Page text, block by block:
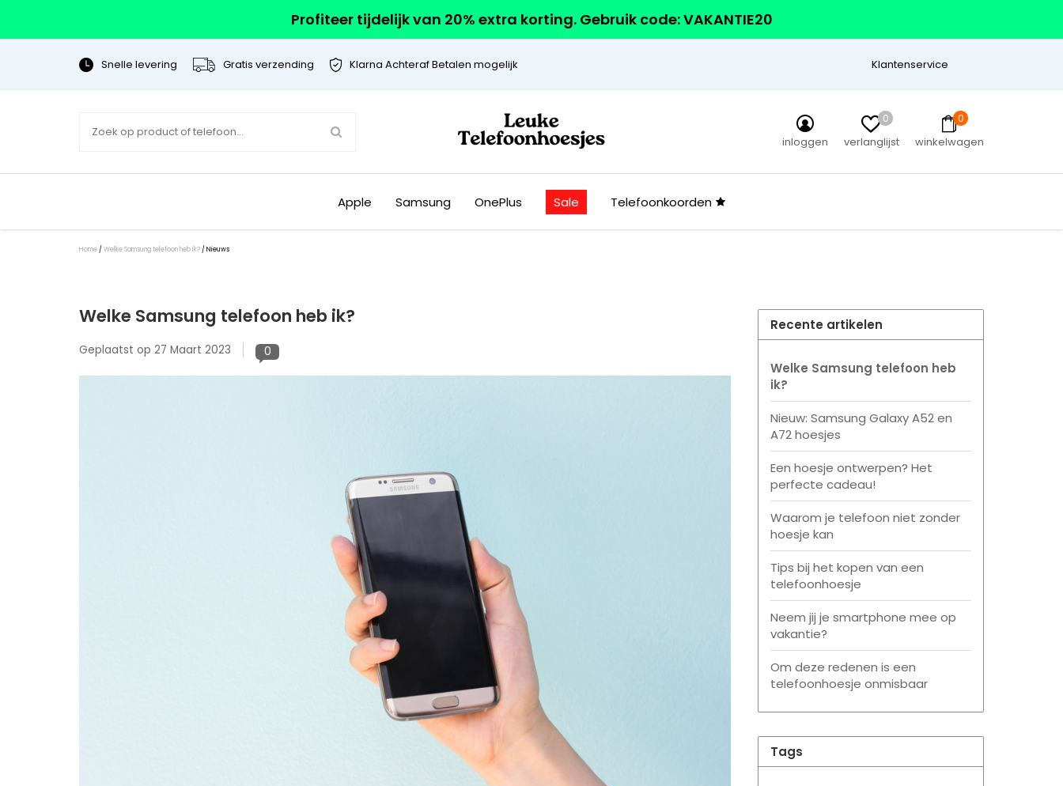
Profiteer tijdelijk van 20% extra korting. Gebruik code: VAKANTIE20
Snelle levering Gratis verzending Klarna Achteraf Betalen mogelijk Klantenservice
inloggen
0
verlanglijst
0
winkelwagen
Apple Samsung OnePlus Sale Telefoonkoorden
Home/ Welke Samsung telefoon heb ik?/ Nieuws
Welke Samsung telefoon heb ik?
Geplaatst op 27 Maart 2023 0
Recente artikelen
Welke Samsung telefoon heb
ik?
Nieuw: Samsung Galaxy A52 en
A72 hoesjes
Een hoesje ontwerpen? Het
perfecte cadeau!
Waarom je telefoon niet zonder
hoesje kan
Tips bij het kopen van een
telefoonhoesje
Neem jij je smartphone mee op
vakantie?
Om deze redenen is een
telefoonhoesje onmisbaar
Tags